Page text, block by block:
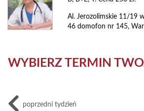
Al. Jerozolimskie 11/19
46 domofon nr 145,
WYBIERZ TERMIN
poprzedni tydzień